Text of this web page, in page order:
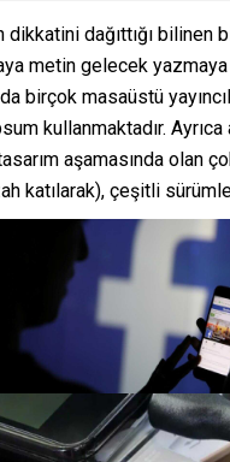
dağıttığı bilinen
metin gelecek yazmaya
birçok masaüstü
kullanmaktadır.
aşamasında olan
katılarak), çeşitli